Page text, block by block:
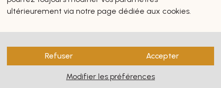
vous intéresseront
ultérieurement via notre page dédiée aux cookies.
Refuser Accepter
Modifier les préférences